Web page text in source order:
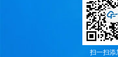
扫一扫添